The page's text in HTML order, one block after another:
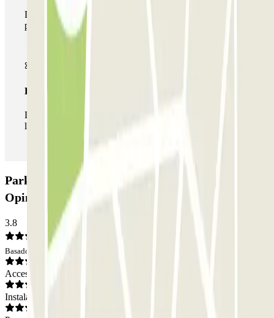
Durante tu estancia podrás hacer uso de toda la red de
parkings de este operador disponibles en Parclick.
Pase ilimitado
Durante tu estancia podrás entrar y salir del parking todas
las veces que quieras.
Parking Ibis Budget - Porte d'Italie Est Zenpark:
Opiniones
3.8
Basado en 2 opiniones
Acceso
Instalaciones